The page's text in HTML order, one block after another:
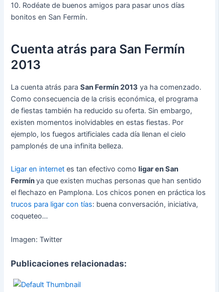
10. Rodéate de buenos amigos para pasar unos días
bonitos en San Fermín.
Cuenta atrás para San Fermín
2013
La cuenta atrás paraSan Fermín 2013 ya ha comenzado.
Como consecuencia de la crisis económica, el programa
de fiestas también ha reducido su oferta. Sin embargo,
existen momentos inolvidables en estas fiestas. Por
ejemplo, los fuegos artificiales cada día llenan el cielo
pamplonés de una infinita belleza.
Ligar en internet es tan efectivo comoligar en San
Fermínya que existen muchas personas que han sentido
el flechazo en Pamplona. Los chicos ponen en práctica los
trucos para ligar con tías: buena conversación, iniciativa,
coqueteo…
Imagen: Twitter
Publicaciones relacionadas: